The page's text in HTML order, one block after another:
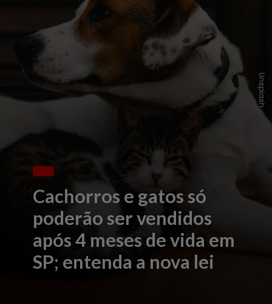
Cachorros e gatos só
poderão ser vendidos
após 4 meses de vida em
SP; entenda a nova lei
Unsplash